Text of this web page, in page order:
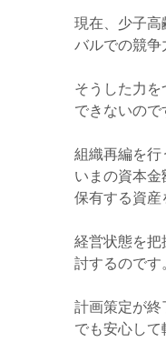
現在、少子高
バルでの競争
そうした力
できないので
組織再編を行
いまの資本
保有する資産
経営状態を把
討するのです
計画策定が終
でも安心して